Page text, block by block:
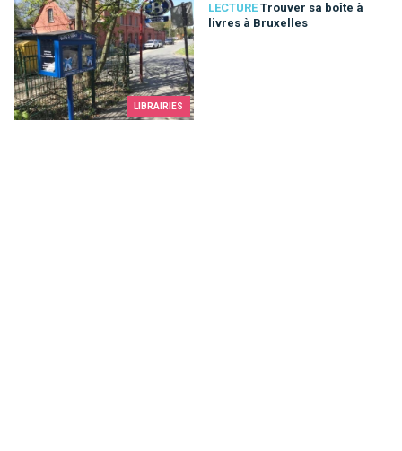
LIBRAIRIES
LECTURE Trouver sa boîte à
livres à Bruxelles
Trouver sa boîte à livres à Bruxelles